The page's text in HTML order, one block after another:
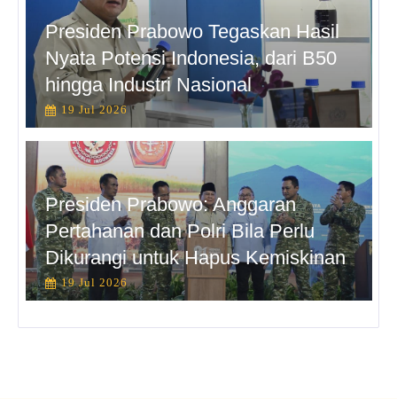
Presiden Prabowo Tegaskan Hasil
Nyata Potensi Indonesia, dari B50
hingga Industri Nasional
19 Jul 2026
Presiden Prabowo: Anggaran
Pertahanan dan Polri Bila Perlu
Dikurangi untuk Hapus Kemiskinan
19 Jul 2026